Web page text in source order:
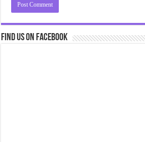
Find us on Facebook